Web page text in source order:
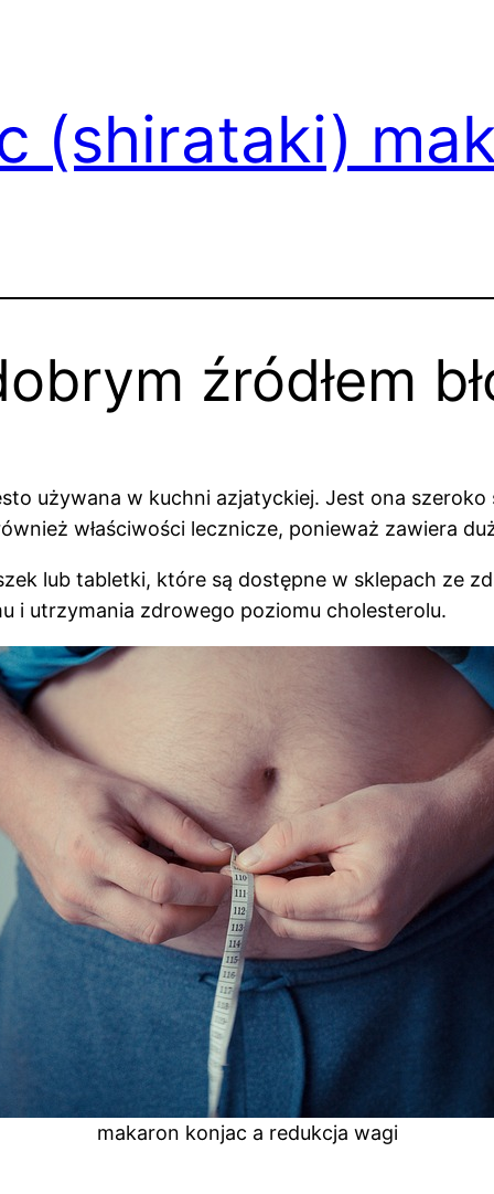
(shirataki)
źródłem
używana w kuchni azjatyckiej. Jest ona
właściwości lecznicze, ponieważ zawiera
lub tabletki, które są dostępne w sklepach ze
i utrzymania zdrowego poziomu cholesterolu.
makaron konjac a redukcja wagi